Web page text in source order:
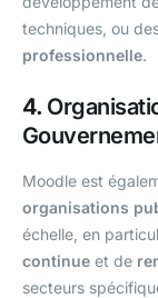
techniques, ou
professionnelle.
4.
Moodle est
organisations
échelle, en
continue et de
secteurs